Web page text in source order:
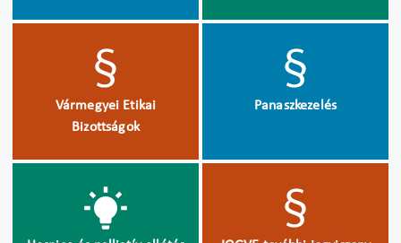
Vármegyei Etikai
Bizottságok
Panaszkezelés